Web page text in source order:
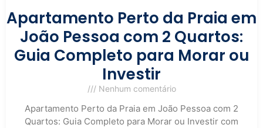
Apartamento Perto da Praia em
João Pessoa com 2 Quartos:
Guia Completo para Morar ou
Investir
Nenhum comentário
Apartamento Perto da Praia em João Pessoa com 2
Quartos: Guia Completo para Morar ou Investir com